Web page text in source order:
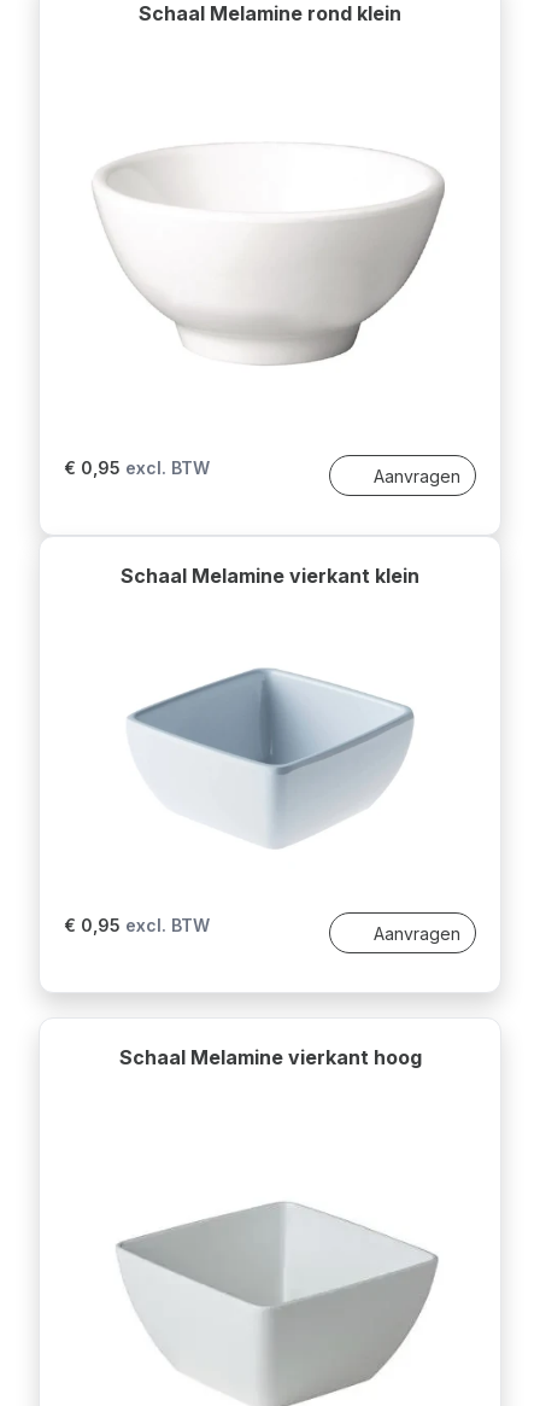
Schaal Melamine rond klein
€ 0,95 excl. BTW Aanvragen
Schaal Melamine vierkant klein
€ 0,95 excl. BTW Aanvragen
Schaal Melamine vierkant hoog